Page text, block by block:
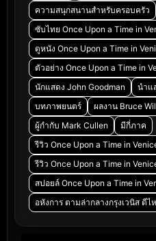
ความสนุกสนานสำหรับครอบครัว
ซับไทย Once Upon a Time in
ดูหนัง Once Upon a Time in
ตัวอย่าง Once Upon a Time in
นักแสดง John Goodman
นำแ
บทภาพยนตร์
ผลงาน Bruce
ผู้กำกับ Mark Cullen
มีกี่ภาค
รีวิว Once Upon a Time in
รีวิว Once Upon a Time in
สปอยล์ Once Upon a Time in
อหังการ ตามล่ากลางกรุงเวนิส ดีไ